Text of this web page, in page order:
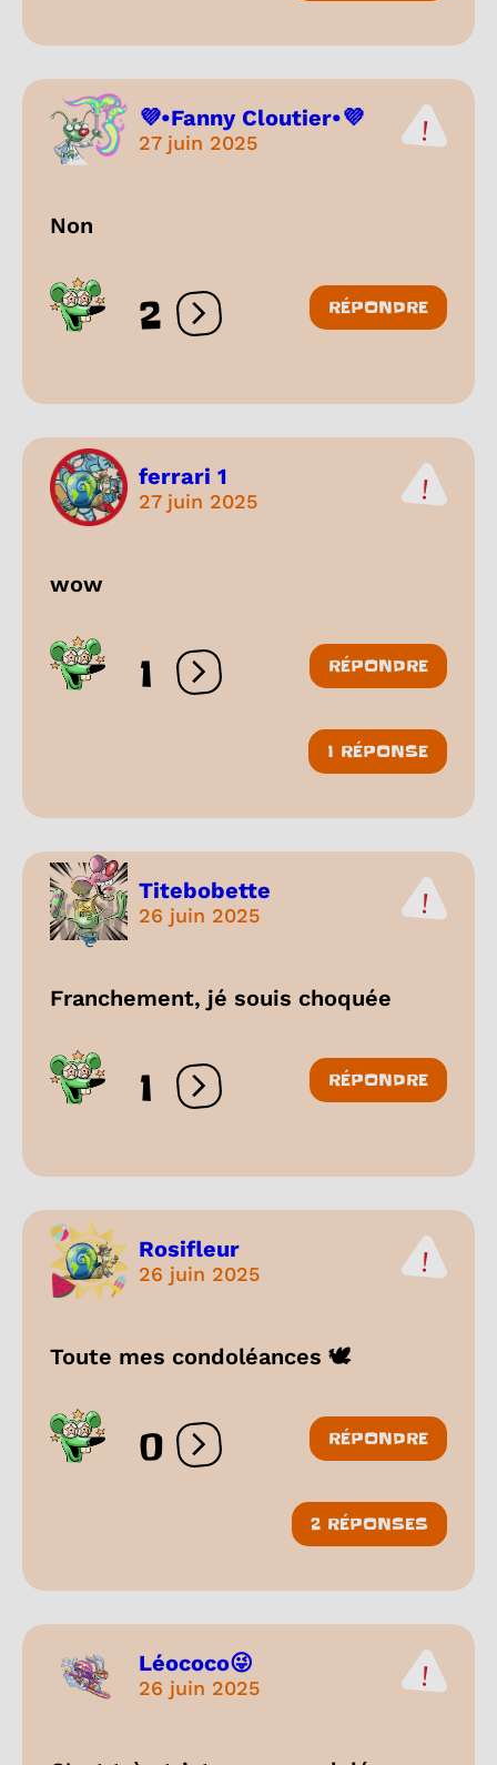
💜•Fanny Cloutier•💜
27 juin 2025
Non
2 Ouvrir les réactions
RÉPONDRE
ferrari 1
27 juin 2025
wow
1 Ouvrir les réactions
RÉPONDRE
1 RÉPONSE
Titebobette
26 juin 2025
Franchement, jé souis choquée
1 Ouvrir les réactions
RÉPONDRE
Rosifleur
26 juin 2025
Toute mes condoléances 🕊️
0 Ouvrir les réactions
RÉPONDRE
2 RÉPONSES
Léococo😜
26 juin 2025